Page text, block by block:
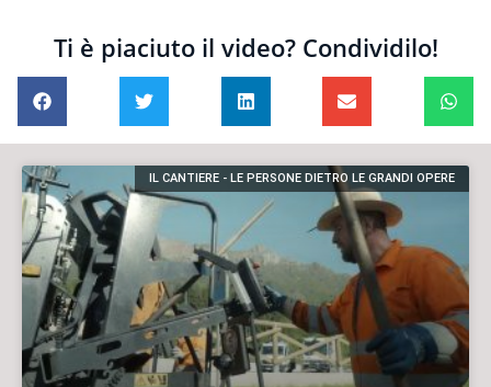
Ti è piaciuto il video? Condividilo!
IL CANTIERE - LE PERSONE DIETRO LE GRANDI OPERE